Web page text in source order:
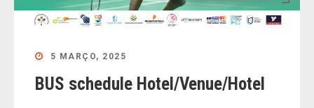
5 MARÇO, 2025
BUS schedule Hotel/Venue/Hotel